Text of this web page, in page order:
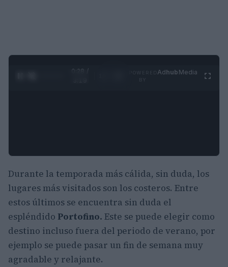
0:29 /
Adhub Media
Durante la temporada más cálida, sin duda, los
lugares más visitados son los costeros. Entre
estos últimos se encuentra sin duda el
espléndido Portofino. Este se puede elegir como
destino incluso fuera del periodo de verano, por
ejemplo se puede pasar un fin de semana muy
agradable y relajante.